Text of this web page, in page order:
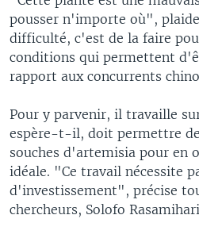
pousser n'importe où",
difficulté, c'est de la faire
conditions qui permettent
rapport aux concurrents
Pour y parvenir, il travaille
espère-t-il, doit permettre
souches d'artemisia pour en
idéale. "Ce travail nécessite
d'investissement", précise
chercheurs, Solofo